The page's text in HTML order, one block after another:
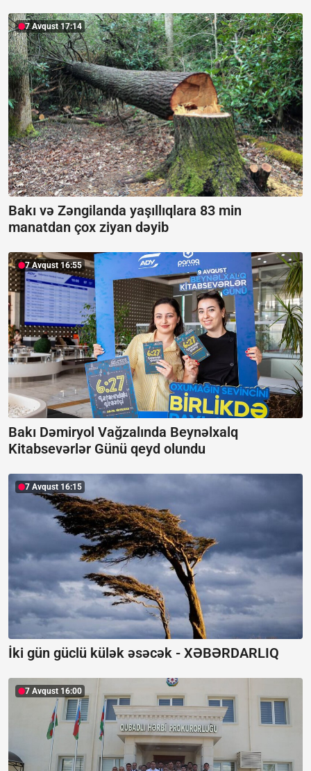
7 Avqust 17:14
Bakı və Zəngilanda yaşıllıqlara 83 min
manatdan çox ziyan dəyib
7 Avqust 16:55
Bakı Dəmiryol Vağzalında Beynəlxalq
Kitabsevərlər Günü qeyd olundu
7 Avqust 16:15
İki gün güclü külək əsəcək - XƏBƏRDARLIQ
7 Avqust 16:00